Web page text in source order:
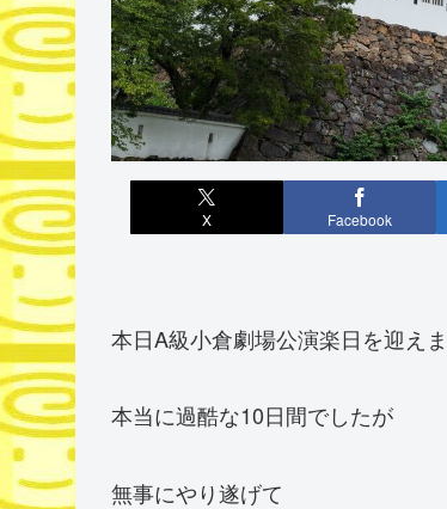
X Facebook
本日A級小倉劇場公演楽日を迎え
本当に過酷な10日間でしたが
無事にやり遂げて